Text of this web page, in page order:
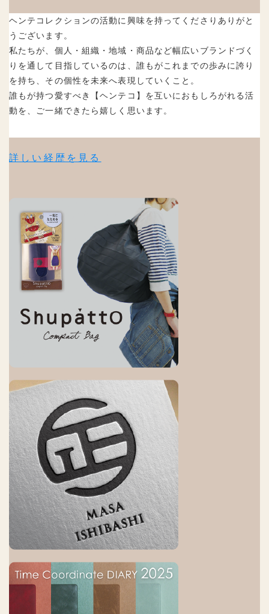
ヘンテコレクションの活動に興味を持ってくださりありがと
うございます。
私たちが、個人・組織・地域・商品など幅広いブランドづく
りを通して目指しているのは、誰もがこれまでの歩みに誇り
を持ち、その個性を未来へ表現していくこと。
誰もが持つ愛すべき【ヘンテコ】を互いにおもしろがれる活
動を、ご一緒できたら嬉しく思います。
詳しい経歴を見る